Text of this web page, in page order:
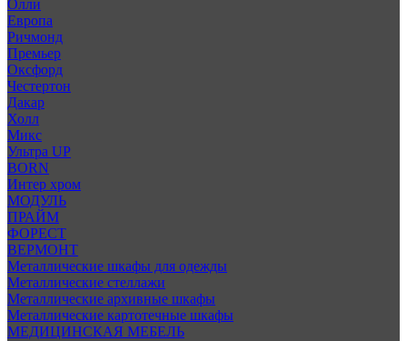
Олли
Европа
Ричмонд
Премьер
Оксфорд
Честертон
Дакар
Холл
Микс
Ультра UP
BORN
Интер хром
МОДУЛЬ
ПРАЙМ
ФОРЕСТ
ВЕРМОНТ
Металлические шкафы для одежды
Металлические стеллажи
Металлические архивные шкафы
Металлические картотечные шкафы
МЕДИЦИНСКАЯ МЕБЕЛЬ